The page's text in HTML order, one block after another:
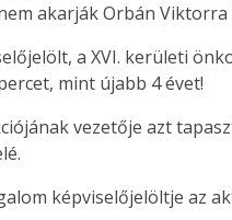
akarják Orbán
a XVI. kerületi
mint újabb 4 évet!
vezetője azt
képviselőjelöltje az